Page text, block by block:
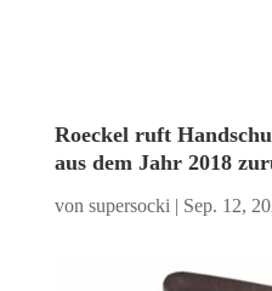
Roeckel ruft
aus dem Jahr 2018
von supersocki | Sep. 12,